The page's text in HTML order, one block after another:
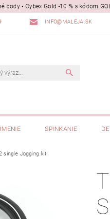
• Cybex Gold -10 % s kódom
INFO@MALEJA.SK
SPINKANIE
single Jogging kit